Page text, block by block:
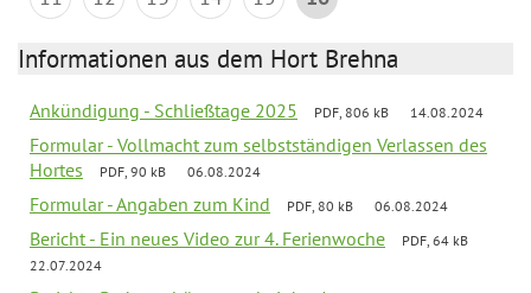
Informationen aus dem Hort Brehna
Ankündigung - Schließtage 2025 PDF, 806 kB 14.08.2024
Formular - Vollmacht zum selbstständigen Verlassen des
Hortes
PDF, 90 kB 06.08.2024
Formular - Angaben zum Kind PDF, 80 kB 06.08.2024
Bericht - Ein neues Video zur 4. Ferienwoche
PDF, 64 kB
22.07.2024